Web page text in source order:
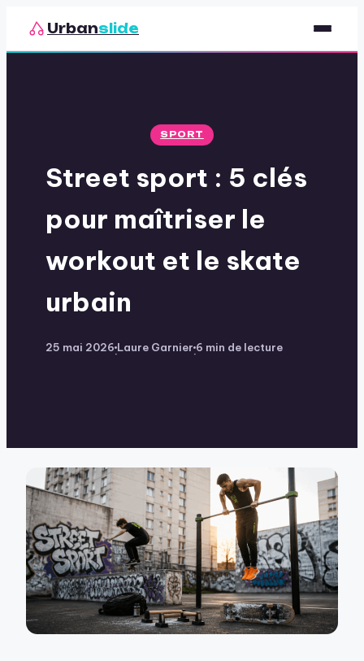
Urbanslide
Loisirs
SPORT
Street sport : 5 clés
pour maîtriser le
workout et le skate
urbain
25 mai 2026
·
Laure Garnier
·
6 min de lecture